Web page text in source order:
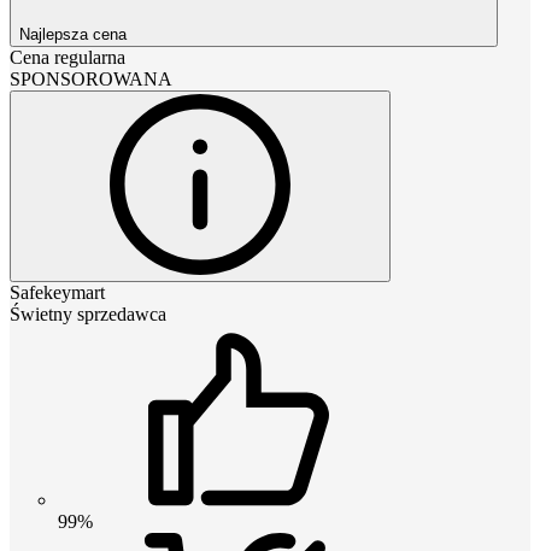
Najlepsza cena
Cena regularna
SPONSOROWANA
Safekeymart
Świetny sprzedawca
99%